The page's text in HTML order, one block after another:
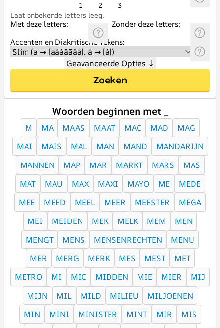
1 2
3
Laat onbekende letters leeg.
Met deze letters:
Zonder deze letters:
Accenten en Diakritische Tekens:
Geavanceerde Opties ↓
Zoeken
Woorden beginnen met _
M MA MAAS MAAT MAC MAD
MAG
MAI
MAIS MAL MAN MAND
MANDARIJN
MANNEN
MAP MAR MARKT MARS
MAS
MAT
MAU MAX MAXI MAYO ME
MEDE
MEE
MEED MEEL MEER MEESTER
MEGA
MEI
MEIDEN MEK MELK MEM
MEN
MENGT
MENS MENSENRECHTEN
MENU
MER
MERG MERK MES MEST
MET
METRO
MI MIC MIDDEN MIE MIER
MIJ
MIJN
MIL MILD MILIEU
MILJOENEN
MIN
MINI MINISTER MINT MIR
MIS